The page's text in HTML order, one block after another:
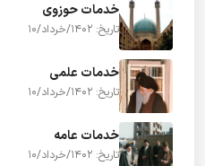
خدمات حوزوی
تاریخ: 1402/خرداد/10
خدمات علمی
تاریخ: 1402/خرداد/10
خدمات عامه
تاریخ: 1402/خرداد/10